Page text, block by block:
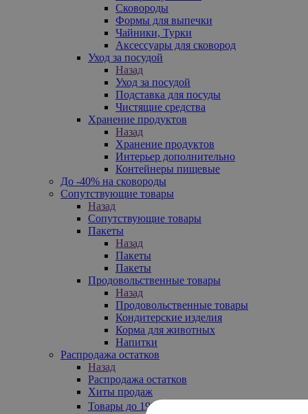
Сковороды
Формы для выпечки
Чайники, Турки
Аксессуары для сковород
Уход за посудой
Назад
Уход за посудой
Подставка для посуды
Чистящие средства
Хранение продуктов
Назад
Хранение продуктов
Интерьер дополнительно
Контейнеры пищевые
До -40% на сковороды
Сопутствующие товары
Назад
Сопутствующие товары
Пакеты
Назад
Пакеты
Пакеты
Продовольственные товары
Назад
Продовольственные товары
Кондитерские изделия
Корма для животных
Напитки
Распродажа остатков
Назад
Распродажа остатков
Хиты продаж
Товары до 199₽